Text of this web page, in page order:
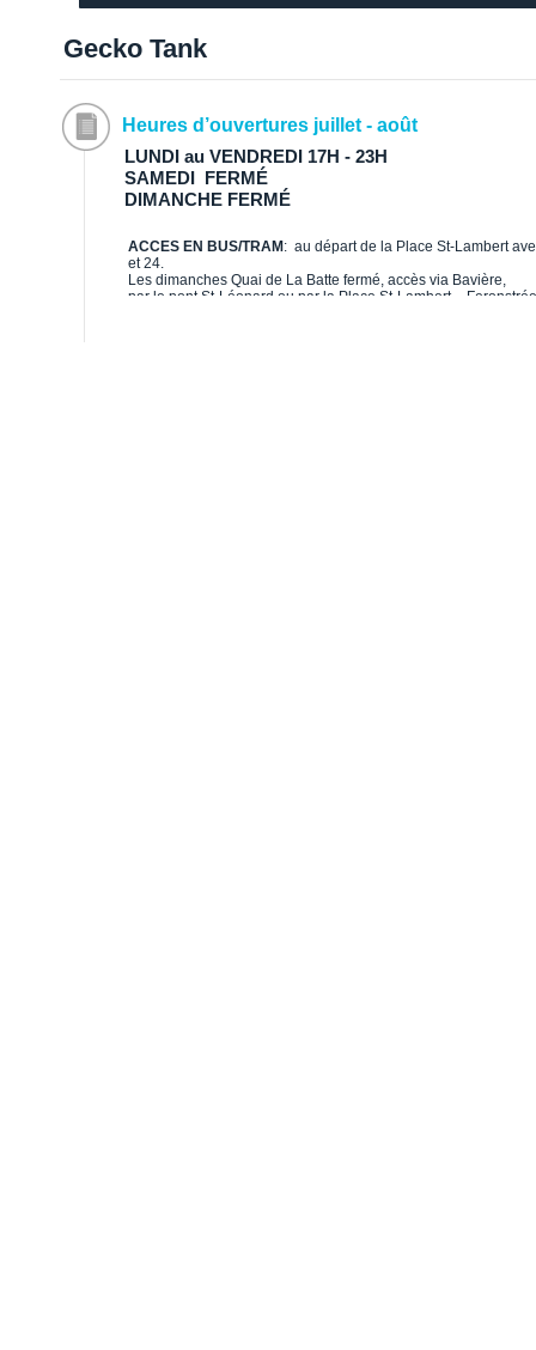
Merci de prévoir vos collations,
1430 8533 4136.
LUNDI au VENDREDI 17H - 23H
SAMEDI FERMÉ
DIMANCHE FERMÉ
Heures d’ouvertures juillet - août
ACCES EN BUS/TRAM: au départ de la Place St-Lambert
et 24.
Les dimanches Quai de La Batte fermé, accès via Bavière,
par le pont St-Léonard ou par la Place St-Lambert – Feronstrée
Gecko Tank